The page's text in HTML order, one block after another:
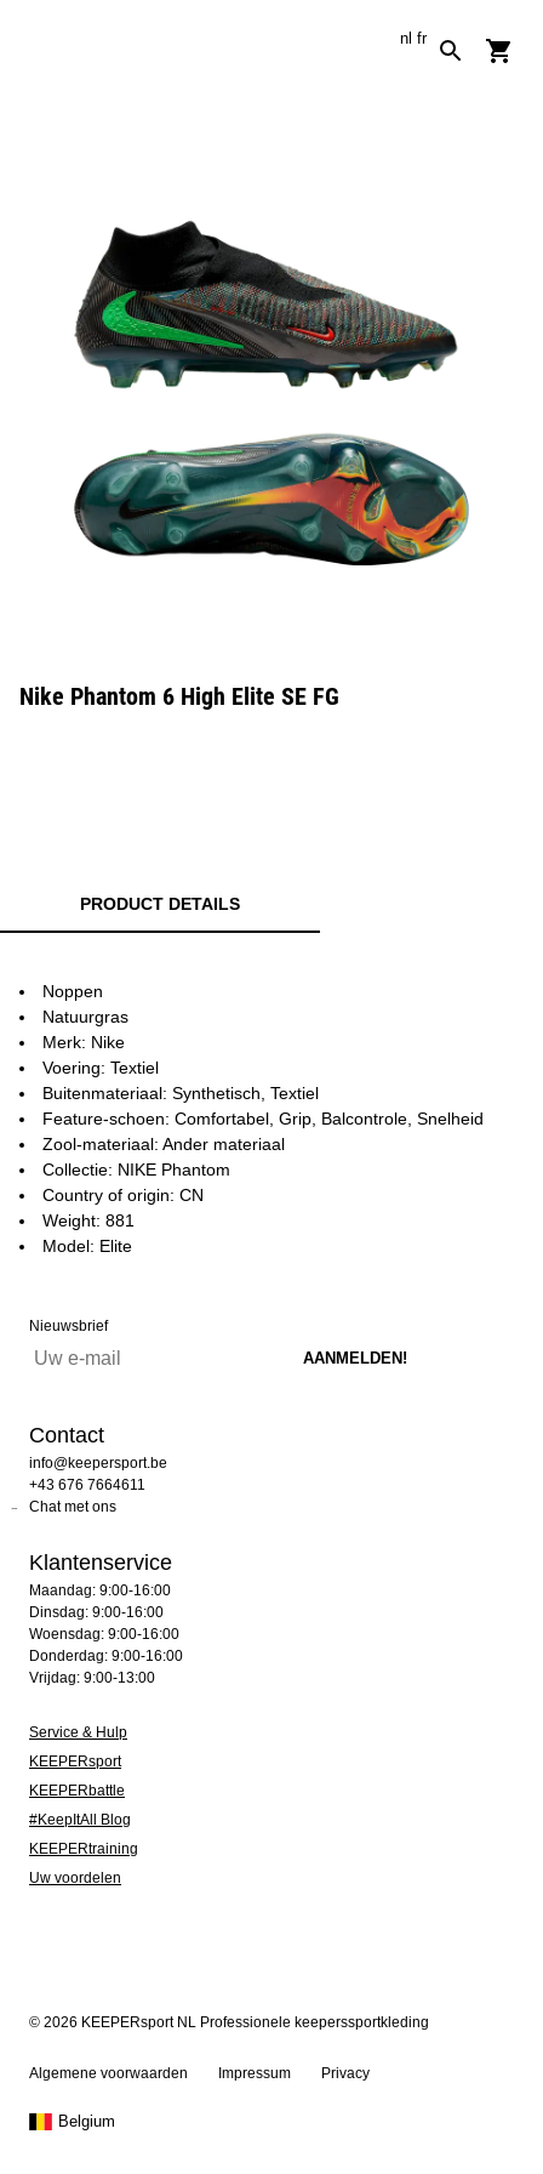
nl fr
Nike Phantom 6 High Elite SE FG
PRODUCT DETAILS
Noppen
Natuurgras
Merk: Nike
Voering: Textiel
Buitenmateriaal: Synthetisch, Textiel
Feature-schoen: Comfortabel, Grip, Balcontrole, Snelheid
Zool-materiaal: Ander materiaal
Collectie: NIKE Phantom
Country of origin: CN
Weight: 881
Model: Elite
Nieuwsbrief
Contact
info@keepersport.be
+43 676 7664611
Chat met ons
Klantenservice
Maandag: 9:00-16:00
Dinsdag: 9:00-16:00
Woensdag: 9:00-16:00
Donderdag: 9:00-16:00
Vrijdag: 9:00-13:00
Service & Hulp
KEEPERsport
KEEPERbattle
#KeepItAll Blog
KEEPERtraining
Uw voordelen
© 2026 KEEPERsport NL Professionele keeperssportkleding
Algemene voorwaarden Impressum Privacy
Belgium